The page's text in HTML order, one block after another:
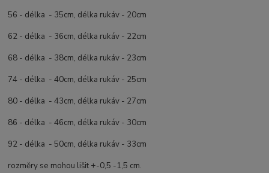
56 - délka - 35cm, délka rukáv - 20cm
62 - délka - 36cm, délka rukáv - 22cm
68 - délka - 38cm, délka rukáv - 23cm
74 - délka - 40cm, délka rukáv - 25cm
80 - délka - 43cm, délka rukáv - 27cm
86 - délka - 46cm, délka rukáv - 30cm
92 - délka - 50cm, délka rukáv - 33cm
rozměry se mohou lišit +-0,5 -1,5 cm.